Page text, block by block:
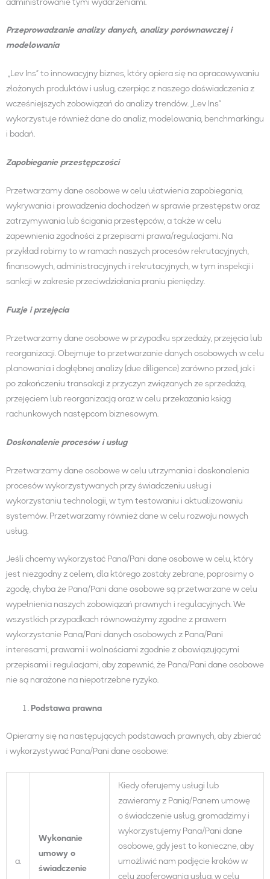
Przeprowadzanie analizy danych, analizy porównawczej i
modelowania
„Lev Ins“ to innowacyjny biznes, który opiera się na opracowywaniu
złożonych produktów i usług, czerpiąc z naszego doświadczenia z
wcześniejszych zobowiązań do analizy trendów. „Lev Ins”
wykorzystuje również dane do analiz, modelowania, benchmarkingu
i badań.
Zapobieganie przestępczości
Przetwarzamy dane osobowe w celu ułatwienia zapobiegania,
wykrywania i prowadzenia dochodzeń w sprawie przestępstw oraz
zatrzymywania lub ścigania przestępców, a także w celu
zapewnienia zgodności z przepisami prawa/regulacjami. Na
przykład robimy to w ramach naszych procesów rekrutacyjnych,
finansowych, administracyjnych i rekrutacyjnych, w tym inspekcji i
sankcji w zakresie przeciwdziałania praniu pieniędzy.
Fuzje i przejęcia
Przetwarzamy dane osobowe w przypadku sprzedaży, przejęcia lub
reorganizacji. Obejmuje to przetwarzanie danych osobowych w celu
planowania i dogłębnej analizy (due diligence) zarówno przed, jak i
po zakończeniu transakcji z przyczyn związanych ze sprzedażą,
przejęciem lub reorganizacją oraz w celu przekazania ksiąg
rachunkowych następcom biznesowym.
Doskonalenie procesów i usług
Przetwarzamy dane osobowe w celu utrzymania i doskonalenia
procesów wykorzystywanych przy świadczeniu usług i
wykorzystaniu technologii, w tym testowaniu i aktualizowaniu
systemów. Przetwarzamy również dane w celu rozwoju nowych
usług.
Jeśli chcemy wykorzystać Pana/Pani dane osobowe w celu, który
jest niezgodny z celem, dla którego zostały zebrane, poprosimy o
zgodę, chyba że Pana/Pani dane osobowe są przetwarzane w celu
wypełnienia naszych zobowiązań prawnych i regulacyjnych. We
wszystkich przypadkach równoważymy zgodne z prawem
wykorzystanie Pana/Pani danych osobowych z Pana/Pani
interesami, prawami i wolnościami zgodnie z obowiązującymi
przepisami i regulacjami, aby zapewnić, że Pana/Pani dane osobowe
nie są narażone na niepotrzebne ryzyko.
Podstawa prawna
Opieramy się na następujących podstawach prawnych, aby zbierać
i wykorzystywać Pana/Pani dane osobowe:
a.
Wykonanie
umowy o
świadczenie
Kiedy oferujemy usługi lub
zawieramy z Panią/Panem umowę
o świadczenie usług, gromadzimy i
wykorzystujemy Pana/Pani dane
osobowe, gdy jest to konieczne, aby
umożliwić nam podjęcie kroków w
celu zaoferowania usług, w celu